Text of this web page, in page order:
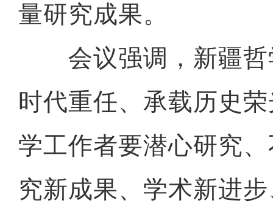
量研究成果。
会议强调，新疆哲
时代重任、承载历史
学工作者要潜心研究
究新成果、学术新进